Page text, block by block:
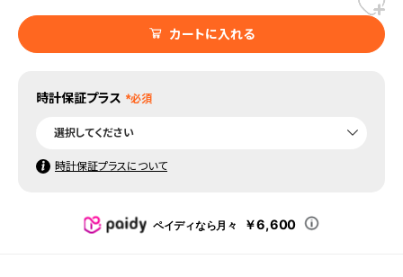
カートに入れる
時計保証プラス
時計保証プラスについて
ペイディなら月々 ￥6,600